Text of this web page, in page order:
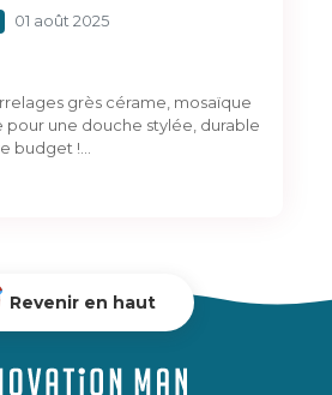
01 août 2025
grès cérame, mosaïque
une douche stylée, durable
budget !…
Revenir en haut